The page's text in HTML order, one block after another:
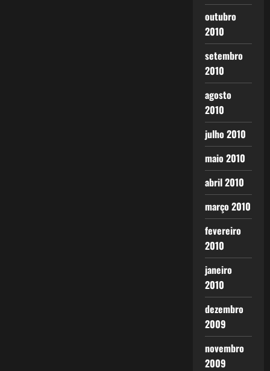
outubro
2010
setembro
2010
agosto
2010
julho 2010
maio 2010
abril 2010
março 2010
fevereiro
2010
janeiro
2010
dezembro
2009
novembro
2009